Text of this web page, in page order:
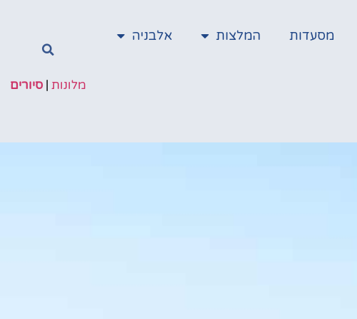
מסעדות המלצות אלבניה
מלונות |סיורים